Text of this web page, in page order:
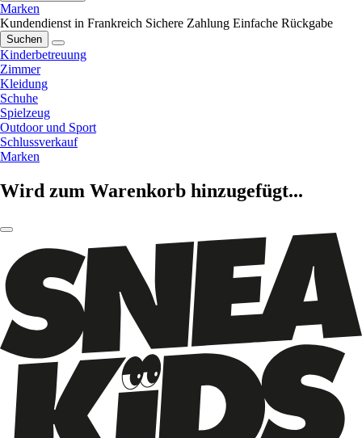
Marken
Kundendienst in Frankreich Sichere Zahlung Einfache Rückgabe
Suchen
Kinderbetreuung
Zimmer
Kleidung
Schuhe
Spielzeug
Outdoor und Sport
Schlussverkauf
Marken
Wird zum Warenkorb hinzugefügt...